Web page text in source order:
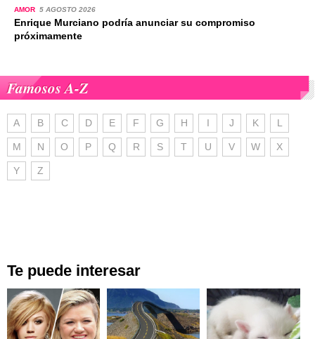
AMOR 5 AGOSTO 2026
Enrique Murciano podría anunciar su compromiso
próximamente
Famosos A-Z
A B C D E F G H I J K L
M N O P Q R S T U V W X
Y Z
Te puede interesar